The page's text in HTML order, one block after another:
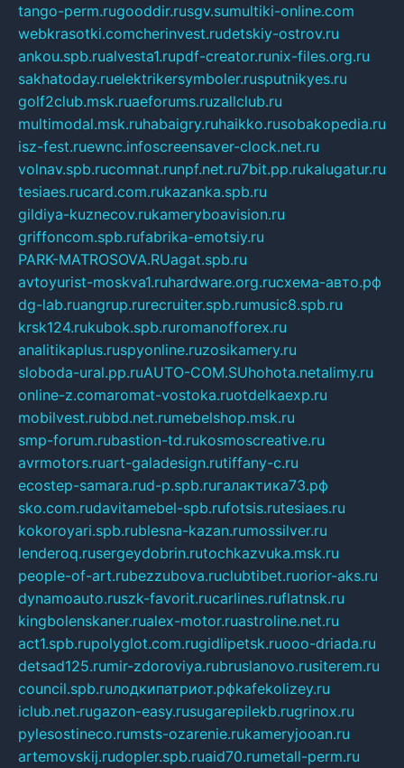
tango-perm.rugooddir.rusgv.sumultiki-online.com
webkrasotki.comcherinvest.rudetskiy-ostrov.ru
ankou.spb.rualvesta1.rupdf-creator.runix-files.org.ru
sakhatoday.ruelektrikersymboler.rusputnikyes.ru
golf2club.msk.ruaeforums.ruzallclub.ru
multimodal.msk.ruhabaigry.ruhaikko.rusobakopedia.ru
isz-fest.ruewnc.infoscreensaver-clock.net.ru
volnav.spb.rucomnat.runpf.net.ru7bit.pp.rukalugatur.ru
tesiaes.rucard.com.rukazanka.spb.ru
gildiya-kuznecov.rukameryboavision.ru
griffoncom.spb.rufabrika-emotsiy.ru
PARK-MATROSOVA.RUagat.spb.ru
avtoyurist-moskva1.ruhardware.org.ruсхема-авто.рф
dg-lab.ruangrup.rurecruiter.spb.rumusic8.spb.ru
krsk124.rukubok.spb.ruromanofforex.ru
analitikaplus.ruspyonline.ruzosikamery.ru
sloboda-ural.pp.ruAUTO-COM.SUhohota.netalimy.ru
online-z.comaromat-vostoka.ruotdelkaexp.ru
mobilvest.rubbd.net.rumebelshop.msk.ru
smp-forum.rubastion-td.rukosmoscreative.ru
avrmotors.ruart-galadesign.rutiffany-c.ru
ecostep-samara.rud-p.spb.ruгалактика73.рф
sko.com.rudavitamebel-spb.rufotsis.rutesiaes.ru
kokoroyari.spb.rublesna-kazan.rumossilver.ru
lenderoq.rusergeydobrin.rutochkazvuka.msk.ru
people-of-art.rubezzubova.ruclubtibet.ruorior-aks.ru
dynamoauto.ruszk-favorit.rucarlines.ruflatnsk.ru
kingbolenskaner.rualex-motor.ruastroline.net.ru
act1.spb.rupolyglot.com.rugidlipetsk.ruooo-driada.ru
detsad125.rumir-zdoroviya.rubruslanovo.rusiterem.ru
council.spb.ruлодкипатриот.рфkafekolizey.ru
iclub.net.rugazon-easy.rusugarepilekb.rugrinox.ru
pylesostineco.rumsts-ozarenie.rukameryjooan.ru
artemovskij.rudopler.spb.ruaid70.rumetall-perm.ru